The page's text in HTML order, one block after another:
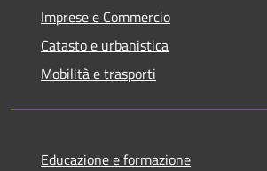
Imprese e Commercio
Catasto e urbanistica
Mobilità e trasporti
Educazione e formazione